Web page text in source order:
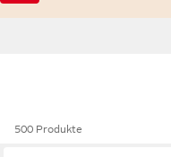
500 Produkte